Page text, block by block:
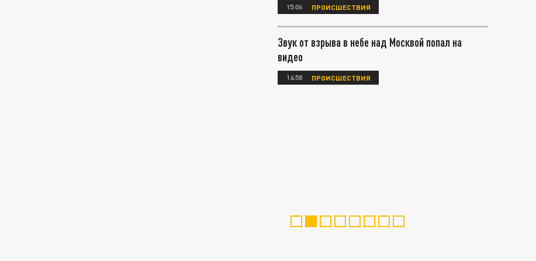
15:06 ПРОИСШЕСТВИЯ
Звук от взрыва в небе над Москвой попал на
видео
14:58 ПРОИСШЕСТВИЯ